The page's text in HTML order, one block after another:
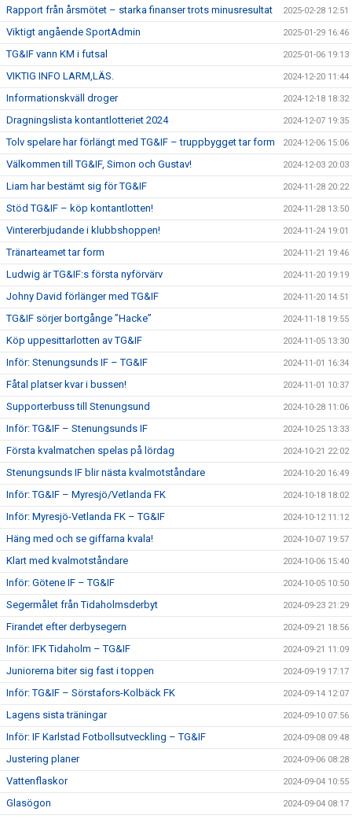
Rapport från årsmötet – starka finanser trots minusresultat 2025-02-28 12:51
Viktigt angående SportAdmin 2025-01-29 16:46
TG&IF vann KM i futsal 2025-01-06 19:13
VIKTIG INFO LARM,LÄS. 2024-12-20 11:44
Informationskväll droger 2024-12-18 18:32
Dragningslista kontantlotteriet 2024 2024-12-07 19:35
Tolv spelare har förlängt med TG&IF – truppbygget tar form 2024-12-06 15:06
Välkommen till TG&IF, Simon och Gustav! 2024-12-03 20:03
Liam har bestämt sig för TG&IF 2024-11-28 20:22
Stöd TG&IF – köp kontantlotten! 2024-11-28 13:50
Vintererbjudande i klubbshoppen! 2024-11-24 19:01
Tränarteamet tar form 2024-11-21 19:46
Ludwig är TG&IF:s första nyförvärv 2024-11-20 19:19
Johny David förlänger med TG&IF 2024-11-20 14:51
TG&IF sörjer bortgånge ”Hacke” 2024-11-18 19:55
Köp uppesittarlotten av TG&IF 2024-11-05 13:30
Inför: Stenungsunds IF – TG&IF 2024-11-01 16:34
Fåtal platser kvar i bussen! 2024-11-01 10:37
Supporterbuss till Stenungsund 2024-10-28 11:06
Inför: TG&IF – Stenungsunds IF 2024-10-25 13:33
Första kvalmatchen spelas på lördag 2024-10-21 22:02
Stenungsunds IF blir nästa kvalmotståndare 2024-10-20 16:49
Inför: TG&IF – Myresjö/Vetlanda FK 2024-10-18 18:02
Inför: Myresjö-Vetlanda FK – TG&IF 2024-10-12 11:12
Häng med och se giffarna kvala! 2024-10-07 19:57
Klart med kvalmotståndare 2024-10-06 15:40
Inför: Götene IF – TG&IF 2024-10-05 10:50
Segermålet från Tidaholmsderbyt 2024-09-23 21:29
Firandet efter derbysegern 2024-09-21 18:56
Inför: IFK Tidaholm – TG&IF 2024-09-21 11:09
Juniorerna biter sig fast i toppen 2024-09-19 17:17
Inför: TG&IF – Sörstafors-Kolbäck FK 2024-09-14 12:07
Lagens sista träningar 2024-09-10 07:56
Inför: IF Karlstad Fotbollsutveckling – TG&IF 2024-09-08 09:48
Justering planer 2024-09-06 08:28
Vattenflaskor 2024-09-04 10:55
Glasögon 2024-09-04 08:17